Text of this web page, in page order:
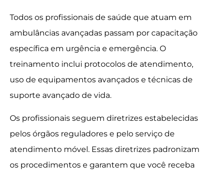
Todos os profissionais de saúde que atuam em
ambulâncias avançadas passam por capacitação
específica em urgência e emergência. O
treinamento inclui protocolos de atendimento,
uso de equipamentos avançados e técnicas de
suporte avançado de vida.
Os profissionais seguem diretrizes estabelecidas
pelos órgãos reguladores e pelo serviço de
atendimento móvel. Essas diretrizes padronizam
os procedimentos e garantem que você receba